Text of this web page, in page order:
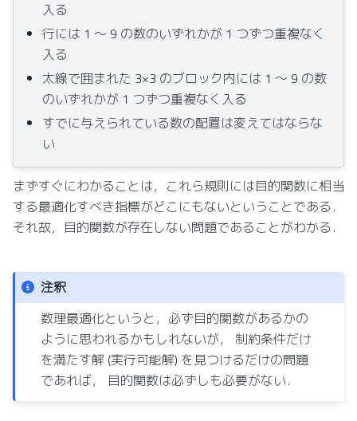
入る
行には 1 ～ 9 の数のいずれかが 1 つずつ重複なく
入る
太線で囲まれた 3×3 のブロック内には 1 ～ 9 の数
のいずれかが 1 つずつ重複なく入る
すでに与えられている数の配置は変えてはならな
い
まずすぐにわかることは，これら規則には目的関数に相当
する最適化すべき指標がどこにもないということである．
それ故，目的関数が存在しない問題であることがわかる．
注釈
数理最適化というと，必ず目的関数があるかの
ように思われるかもしれないが， 制約条件だけ
を満たす解 (実行可能解) を見つけるだけの問題
であれば， 目的関数は必ずしも必要がない．